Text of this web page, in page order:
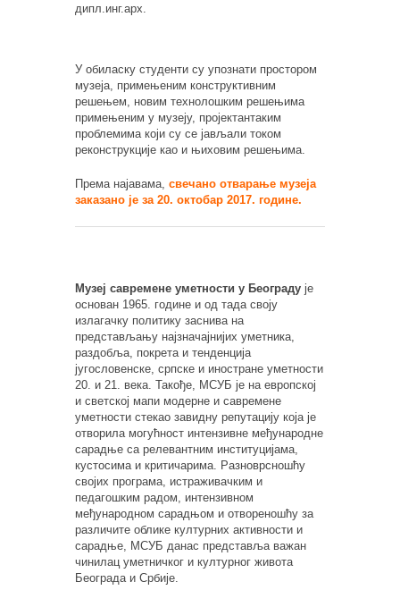
дипл.инг.арх.
У обиласку студенти су упознати простором
музеја, примењеним конструктивним
решењем, новим технолошким решењима
примењеним у музеју, пројектантаким
проблемима који су се јављали током
реконструкције као и њиховим решењима.
Према најавама, свечано отварање музеја
заказано је за 20. октобар 2017. године.
Музеј савремене уметности у Београду је
основан 1965. године и од тада своју
излагачку политику заснива на
представљању најзначајнијих уметника,
раздобља, покрета и тенденција
југословенске, српске и иностране уметности
20. и 21. века. Такође, МСУБ је на европској
и светској мапи модерне и савремене
уметности стекао завидну репутацију која је
отворила могућност интензивне међународне
сарадње са релевантним институцијама,
кустосима и критичарима. Разноврсношћу
својих програма, истраживачким и
педагошким радом, интензивном
међународном сарадњом и отвореношћу за
различите облике културних активности и
сарадње, МСУБ данас представља важан
чинилац уметничког и културног живота
Београда и Србије.